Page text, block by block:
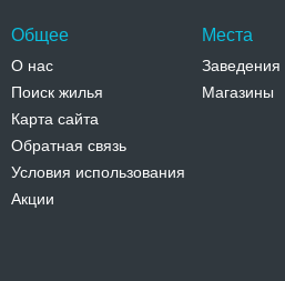
Общее
О нас
Поиск жилья
Карта сайта
Обратная связь
Условия использования
Акции
Места
Заведения
Магазины